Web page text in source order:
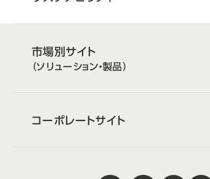
市場別サイト
（ソリューション・製品）
コーポレートサイト